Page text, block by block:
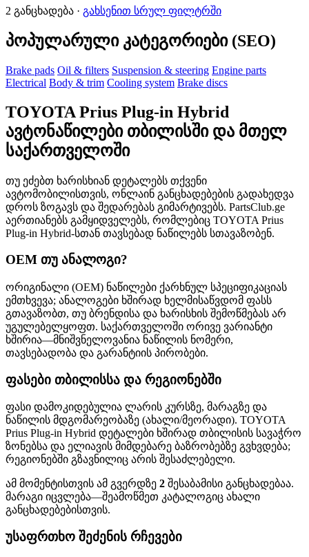
2 განცხადება · გახსენით სრულ ფილტრში
პოპულარული კატეგორიები (SEO)
Brake pads Oil & filters Suspension & steering Engine parts
Electrical Body & trim Cooling system Brake discs
TOYOTA Prius Plug-in Hybrid
ავტონაწილები თბილისში და მთელ
საქართველოში
თუ ეძებთ ხარისხიან დეტალებს თქვენი
ავტომობილისთვის, ონლაინ განცხადებების გადახედვა
დროს ზოგავს და შედარებას გიმარტივებს. PartsClub.ge
აერთიანებს გამყიდველებს, რომლებიც TOYOTA Prius
Plug-in Hybrid-სთან თავსებად ნაწილებს სთავაზობენ.
OEM თუ ანალოგი?
ორიგინალი (OEM) ნაწილები ქარხნულ სპეციფიკაციას
ემთხვევა; ანალოგები ხშირად ხელმისაწვდომ ფასს
გთავაზობთ, თუ ბრენდისა და ხარისხის შემოწმებას არ
უგულებელყოფთ. საქართველოში ორივე ვარიანტი
ხშირია—მნიშვნელოვანია ნაწილის ნომერი,
თავსებადობა და გარანტიის პირობები.
ფასები თბილისსა და რეგიონებში
ფასი დამოკიდებულია ლარის კურსზე, მარაგზე და
ნაწილის მდგომარეობაზე (ახალი/მეორადი). TOYOTA
Prius Plug-in Hybrid დეტალები ხშირად თბილისის სავაჭრო
ზონებსა და ელიავის მიმდებარე ბაზრობებზე გვხვდება;
რეგიონებში გზავნილიც არის შესაძლებელი.
ამ მომენტისთვის ამ გვერდზე 2 შესაბამისი განცხადებაა.
მარაგი იცვლება—შეამოწმეთ კატალოგიც ახალი
განცხადებებისთვის.
უსაფრთხო შეძენის რჩევები